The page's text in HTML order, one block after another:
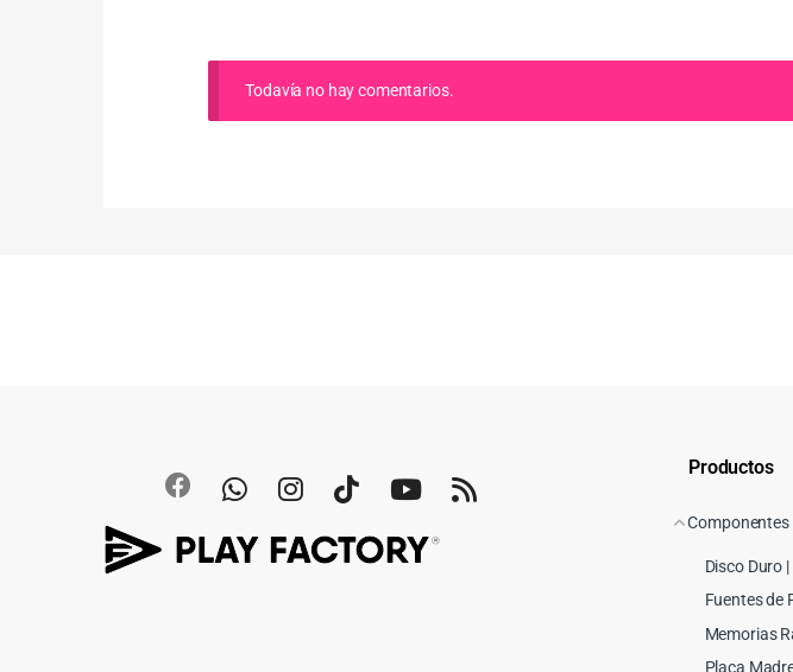
Todavía no hay comentarios.
Productos
Componentes
Disco Duro |
Fuentes de
Memorias
Placa